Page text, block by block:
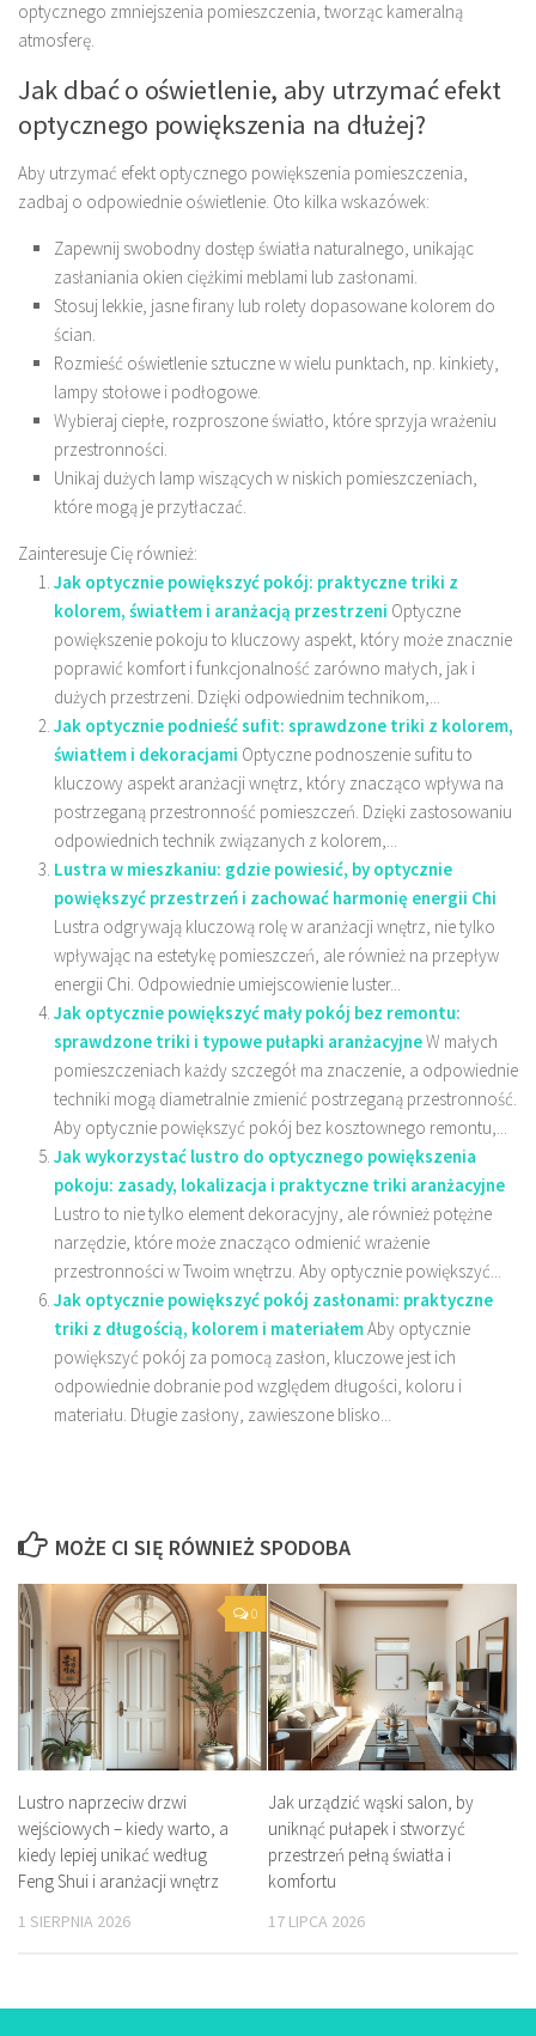
optycznego zmniejszenia pomieszczenia, tworząc kameralną
atmosferę.
Jak dbać o oświetlenie, aby utrzymać efekt
optycznego powiększenia na dłużej?
Aby utrzymać efekt optycznego powiększenia pomieszczenia,
zadbaj o odpowiednie oświetlenie. Oto kilka wskazówek:
Zapewnij swobodny dostęp światła naturalnego, unikając
zasłaniania okien ciężkimi meblami lub zasłonami.
Stosuj lekkie, jasne firany lub rolety dopasowane kolorem do
ścian.
Rozmieść oświetlenie sztuczne w wielu punktach, np. kinkiety,
lampy stołowe i podłogowe.
Wybieraj ciepłe, rozproszone światło, które sprzyja wrażeniu
przestronności.
Unikaj dużych lamp wiszących w niskich pomieszczeniach,
które mogą je przytłaczać.
Zainteresuje Cię również:
Jak optycznie powiększyć pokój: praktyczne triki z
kolorem, światłem i aranżacją przestrzeni Optyczne
powiększenie pokoju to kluczowy aspekt, który może znacznie
poprawić komfort i funkcjonalność zarówno małych, jak i
dużych przestrzeni. Dzięki odpowiednim technikom,...
Jak optycznie podnieść sufit: sprawdzone triki z kolorem,
światłem i dekoracjami Optyczne podnoszenie sufitu to
kluczowy aspekt aranżacji wnętrz, który znacząco wpływa na
postrzeganą przestronność pomieszczeń. Dzięki zastosowaniu
odpowiednich technik związanych z kolorem,...
Lustra w mieszkaniu: gdzie powiesić, by optycznie
powiększyć przestrzeń i zachować harmonię energii Chi
Lustra odgrywają kluczową rolę w aranżacji wnętrz, nie tylko
wpływając na estetykę pomieszczeń, ale również na przepływ
energii Chi. Odpowiednie umiejscowienie luster...
Jak optycznie powiększyć mały pokój bez remontu:
sprawdzone triki i typowe pułapki aranżacyjneW małych
pomieszczeniach każdy szczegół ma znaczenie, a odpowiednie
techniki mogą diametralnie zmienić postrzeganą przestronność.
Aby optycznie powiększyć pokój bez kosztownego remontu,...
Jak wykorzystać lustro do optycznego powiększenia
pokoju: zasady, lokalizacja i praktyczne triki aranżacyjne
Lustro to nie tylko element dekoracyjny, ale również potężne
narzędzie, które może znacząco odmienić wrażenie
przestronności w Twoim wnętrzu. Aby optycznie powiększyć...
Jak optycznie powiększyć pokój zasłonami: praktyczne
triki z długością, kolorem i materiałemAby optycznie
powiększyć pokój za pomocą zasłon, kluczowe jest ich
odpowiednie dobranie pod względem długości, koloru i
materiału. Długie zasłony, zawieszone blisko...
MOŻE CI SIĘ RÓWNIEŻ SPODOBA
0
Lustro naprzeciw drzwi
wejściowych – kiedy warto, a
kiedy lepiej unikać według
Feng Shui i aranżacji wnętrz
1 SIERPNIA 2026
Jak urządzić wąski salon, by
uniknąć pułapek i stworzyć
przestrzeń pełną światła i
komfortu
17 LIPCA 2026